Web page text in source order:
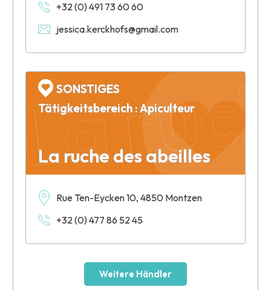
+32 (0) 491 73 60 60
jessica.kerckhofs@gmail.com
La
La ruche des abeilles
SONSTIGES
Tätigkeitsbereich : Apiculteur
Rue Ten-Eycken 10, 4850 Montzen
+32 (0) 477 86 52 45
Weitere Händler